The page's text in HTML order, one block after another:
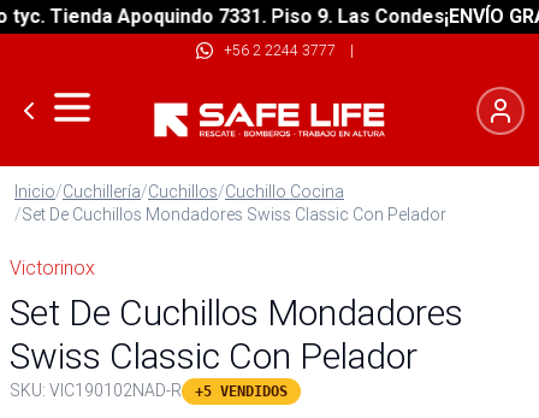
Tienda Apoquindo 7331. Piso 9. Las Condes¡ENVÍO
+56 2 2244 3777 |
Inicio/Cuchillería/Cuchillos/Cuchillo Cocina
/Set De Cuchillos Mondadores Swiss Classic Con Pelador
Victorinox
Set De Cuchillos Mondadores
Swiss Classic Con Pelador
SKU: VIC190102NAD-R +5 VENDIDOS